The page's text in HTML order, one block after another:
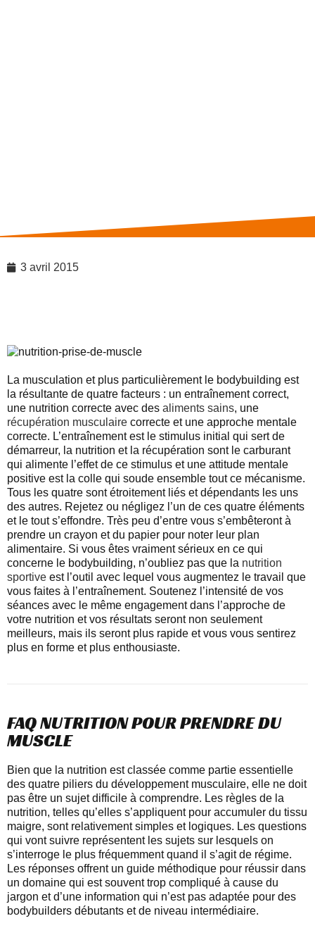
3 avril 2015
La musculation et plus particulièrement le bodybuilding est
la résultante de quatre facteurs : un entraînement correct,
une nutrition correcte avec des aliments sains, une
récupération musculaire correcte et une approche mentale
correcte. L’entraînement est le stimulus initial qui sert de
démarreur, la nutrition et la récupération sont le carburant
qui alimente l’effet de ce stimulus et une attitude mentale
positive est la colle qui soude ensemble tout ce mécanisme.
Tous les quatre sont étroitement liés et dépendants les uns
des autres. Rejetez ou négligez l’un de ces quatre éléments
et le tout s’effondre. Très peu d’entre vous s’embêteront à
prendre un crayon et du papier pour noter leur plan
alimentaire. Si vous êtes vraiment sérieux en ce qui
concerne le bodybuilding, n’oubliez pas que la nutrition
sportive est l’outil avec lequel vous augmentez le travail que
vous faites à l’entraînement. Soutenez l’intensité de vos
séances avec le même engagement dans l’approche de
votre nutrition et vos résultats seront non seulement
meilleurs, mais ils seront plus rapide et vous vous sentirez
plus en forme et plus enthousiaste.
FAQ NUTRITION POUR PRENDRE DU
MUSCLE
Bien que la nutrition est classée comme partie essentielle
des quatre piliers du développement musculaire, elle ne doit
pas être un sujet difficile à comprendre. Les règles de la
nutrition, telles qu’elles s’appliquent pour accumuler du tissu
maigre, sont relativement simples et logiques. Les questions
qui vont suivre représentent les sujets sur lesquels on
s’interroge le plus fréquemment quand il s’agit de régime.
Les réponses offrent un guide méthodique pour réussir dans
un domaine qui est souvent trop compliqué à cause du
jargon et d’une information qui n’est pas adaptée pour des
bodybuilders débutants et de niveau intermédiaire.